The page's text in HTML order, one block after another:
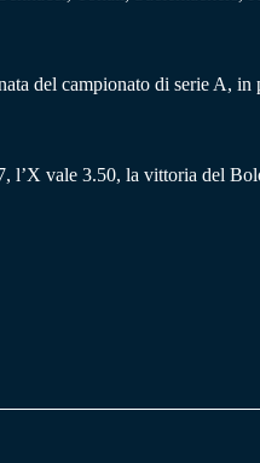
del campionato di serie A, in
l’X vale 3.50, la vittoria del